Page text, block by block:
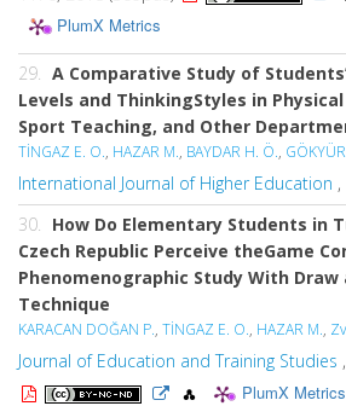
PlumX Metrics
29.
A Comparative Study of
Levels and ThinkingStyles in
Sport Teaching, and Other
TİNGAZ E. O., HAZAR M., BAYDAR H. Ö.,
International Journal of Higher Education
30.
How Do Elementary Students in
Czech Republic Perceive theGame
Phenomenographic Study With Draw
Technique
KARACAN DOĞAN P., TİNGAZ E. O., HAZAR M.,
Journal of Education and Training Studies
PlumX Metrics